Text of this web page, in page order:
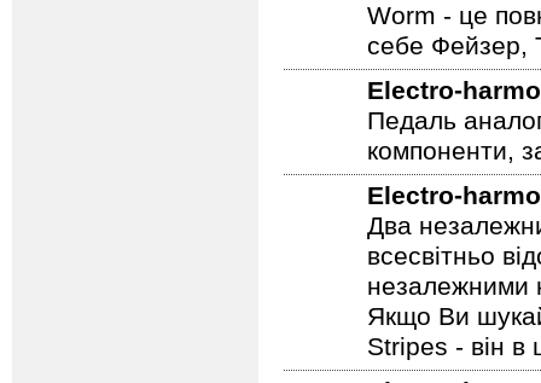
Worm - це
себе Фейзер,
Electro-
Педаль
компоненти,
Electro-
Два
всесвітньо
незалежними
Якщо Ви
Stripes - він в